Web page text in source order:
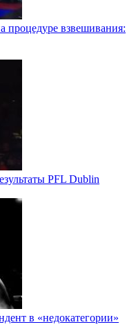
процедуре взвешивания:
PFL Dublin
в «недокатегории»